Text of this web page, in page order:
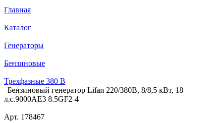
Главная
Каталог
Генераторы
Бензиновые
Трехфазные 380 В
Бензиновый генератор Lifan 220/380В, 8/8,5 кВт, 18
л.с.9000AE3 8.5GF2-4
Арт. 178467